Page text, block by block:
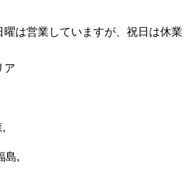
は営業していますが、祝日は休業
,
島,